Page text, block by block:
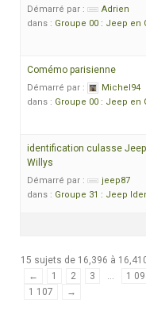
Démarré par :
Adrien
dans : Groupe 00 : Jeep en
Comémo parisienne
Démarré par :
Michel94
dans : Groupe 00 : Jeep en
identification culasse Jeep
Willys
Démarré par :
jeep87
dans : Groupe 31 : Jeep
15 sujets de 16,396 à
←
1 2 3 … 1
1 107
→